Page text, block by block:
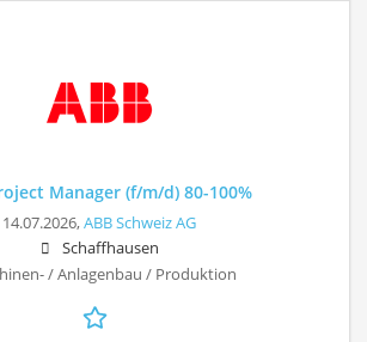
Manager (f/m/d) 80-100%
14.07.2026,ABB Schweiz AG
Schaffhausen
/ Anlagenbau / Produktion